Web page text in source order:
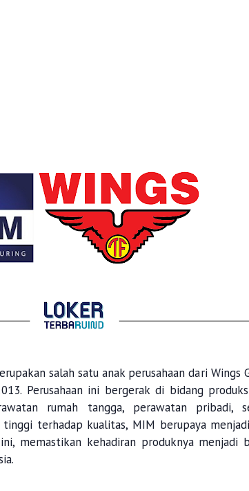
salah satu anak perusahaan dari Wings
Perusahaan ini bergerak di bidang
rumah tangga, perawatan pribadi,
terhadap kualitas, MIM berupaya
memastikan kehadiran produknya menjadi